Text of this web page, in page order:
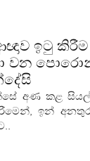
ඉටු කිරීම
වන
අණ කළ
ඉන්